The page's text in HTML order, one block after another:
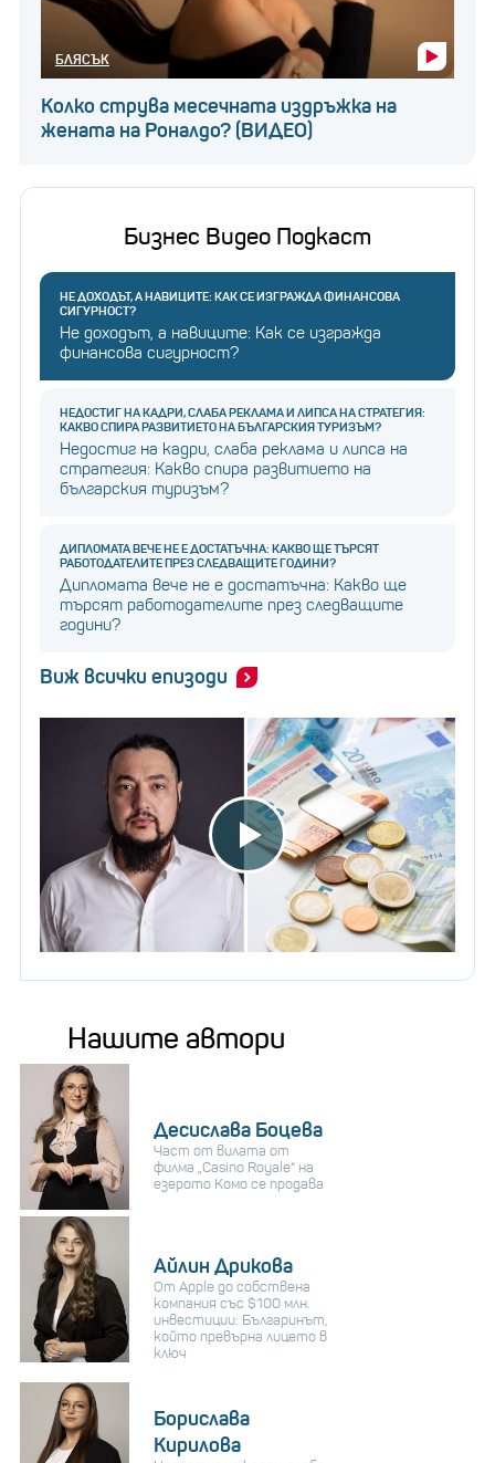
БЛЯСЪК
Колко струва месечната издръжка на
жената на Роналдо? (ВИДЕО)
Бизнес Видео Подкаст
НЕ ДОХОДЪТ, А НАВИЦИТЕ: КАК СЕ ИЗГРАЖДА ФИНАНСОВА
СИГУРНОСТ?
Не доходът, а навиците: Как се изгражда
финансова сигурност?
НЕДОСТИГ НА КАДРИ, СЛАБА РЕКЛАМА И ЛИПСА НА СТРАТЕГИЯ:
КАКВО СПИРА РАЗВИТИЕТО НА БЪЛГАРСКИЯ ТУРИЗЪМ?
Недостиг на кадри, слаба реклама и липса на
стратегия: Какво спира развитието на
българския туризъм?
ДИПЛОМАТА ВЕЧЕ НЕ Е ДОСТАТЪЧНА: КАКВО ЩЕ ТЪРСЯТ
РАБОТОДАТЕЛИТЕ ПРЕЗ СЛЕДВАЩИТЕ ГОДИНИ?
Дипломата вече не е достатъчна: Какво ще
търсят работодателите през следващите
години?
Виж всички епизоди
Нашите автори
Десислава Боцева
Част от вилата от
филма „Casino Royale“ на
езерото Комо се продава
Айлин Дрикова
От Apple до собствена
компания със $100 млн.
инвестиции: Българинът,
който превърна лицето в
ключ
Борислава
Кирилова